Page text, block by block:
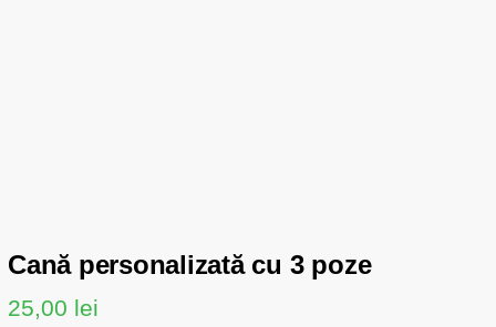
Cană personalizată cu 3 poze
25,00 lei